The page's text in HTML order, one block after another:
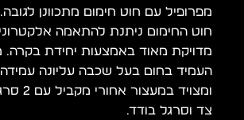
מפרופיל עם חוט חימום מתכוונן
חוט החימום ניתנת להתאמה
מדויקת מאוד באמצעות יחידת
העמיד בחום בעל שכבה עליונה
ומצויד
צד וסרגל בודד.